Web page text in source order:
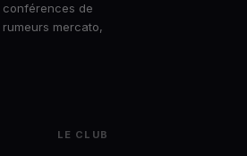
de
mercato,
LE CLUB